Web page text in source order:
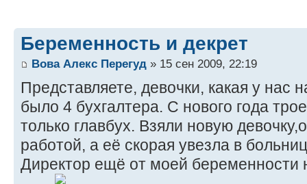
Беременность и декрет
Вова Алекс Перегуд » 15 сен 2009, 22:19
Представляете, девочки, какая у нас
было 4 бухгалтера. С нового года
только главбух. Взяли новую
работой, а её скорая увезла в
Директор ещё от моей беременности